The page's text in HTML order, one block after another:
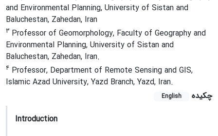
and Environmental Planning, University of Sistan and
Baluchestan, Zahedan, Iran
3 Professor of Geomorphology, Faculty of Geography and
Environmental Planning, University of Sistan and
Baluchestan, Zahedan, Iran.
4 Professor, Department of Remote Sensing and GIS,
Islamic Azad University, Yazd Branch, Yazd, Iran.
چکیده
English
Introduction